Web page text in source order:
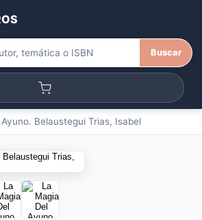
Buscar
Belaustegui Trias, Isabel